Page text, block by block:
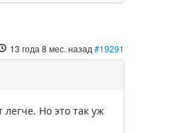
13 года 8 мес. назад #19291
Но это так уж